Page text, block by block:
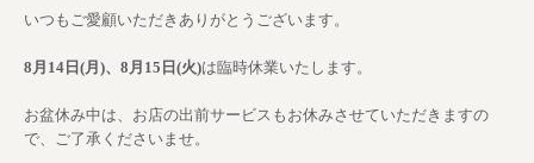
いつもご愛顧いただきありがとうございます。
8月14日(月)、8月15日(火)は臨時休業いたします。
お盆休み中は、お店の出前サービスもお休みさせていただきますの
で、ご了承くださいませ。